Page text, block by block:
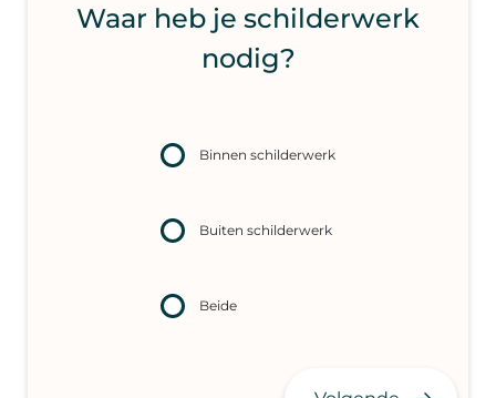
Waar heb je schilderwerk
nodig?
Binnen schilderwerk
Buiten schilderwerk
Beide